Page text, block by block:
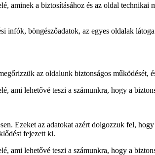
aminek a biztosításához és az oldal technikai
böngészőadatok, az egyes oldalak
az oldalunk biztonságos működését,
ami lehetővé teszi a számunkra, hogy a
Ezeket az adatokat azért dolgozzuk fel,
fejezett ki.
ami lehetővé teszi a számunkra, hogy a